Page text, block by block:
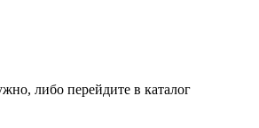
либо перейдите в каталог